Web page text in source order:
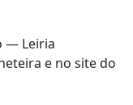
— Leiria
e no site do